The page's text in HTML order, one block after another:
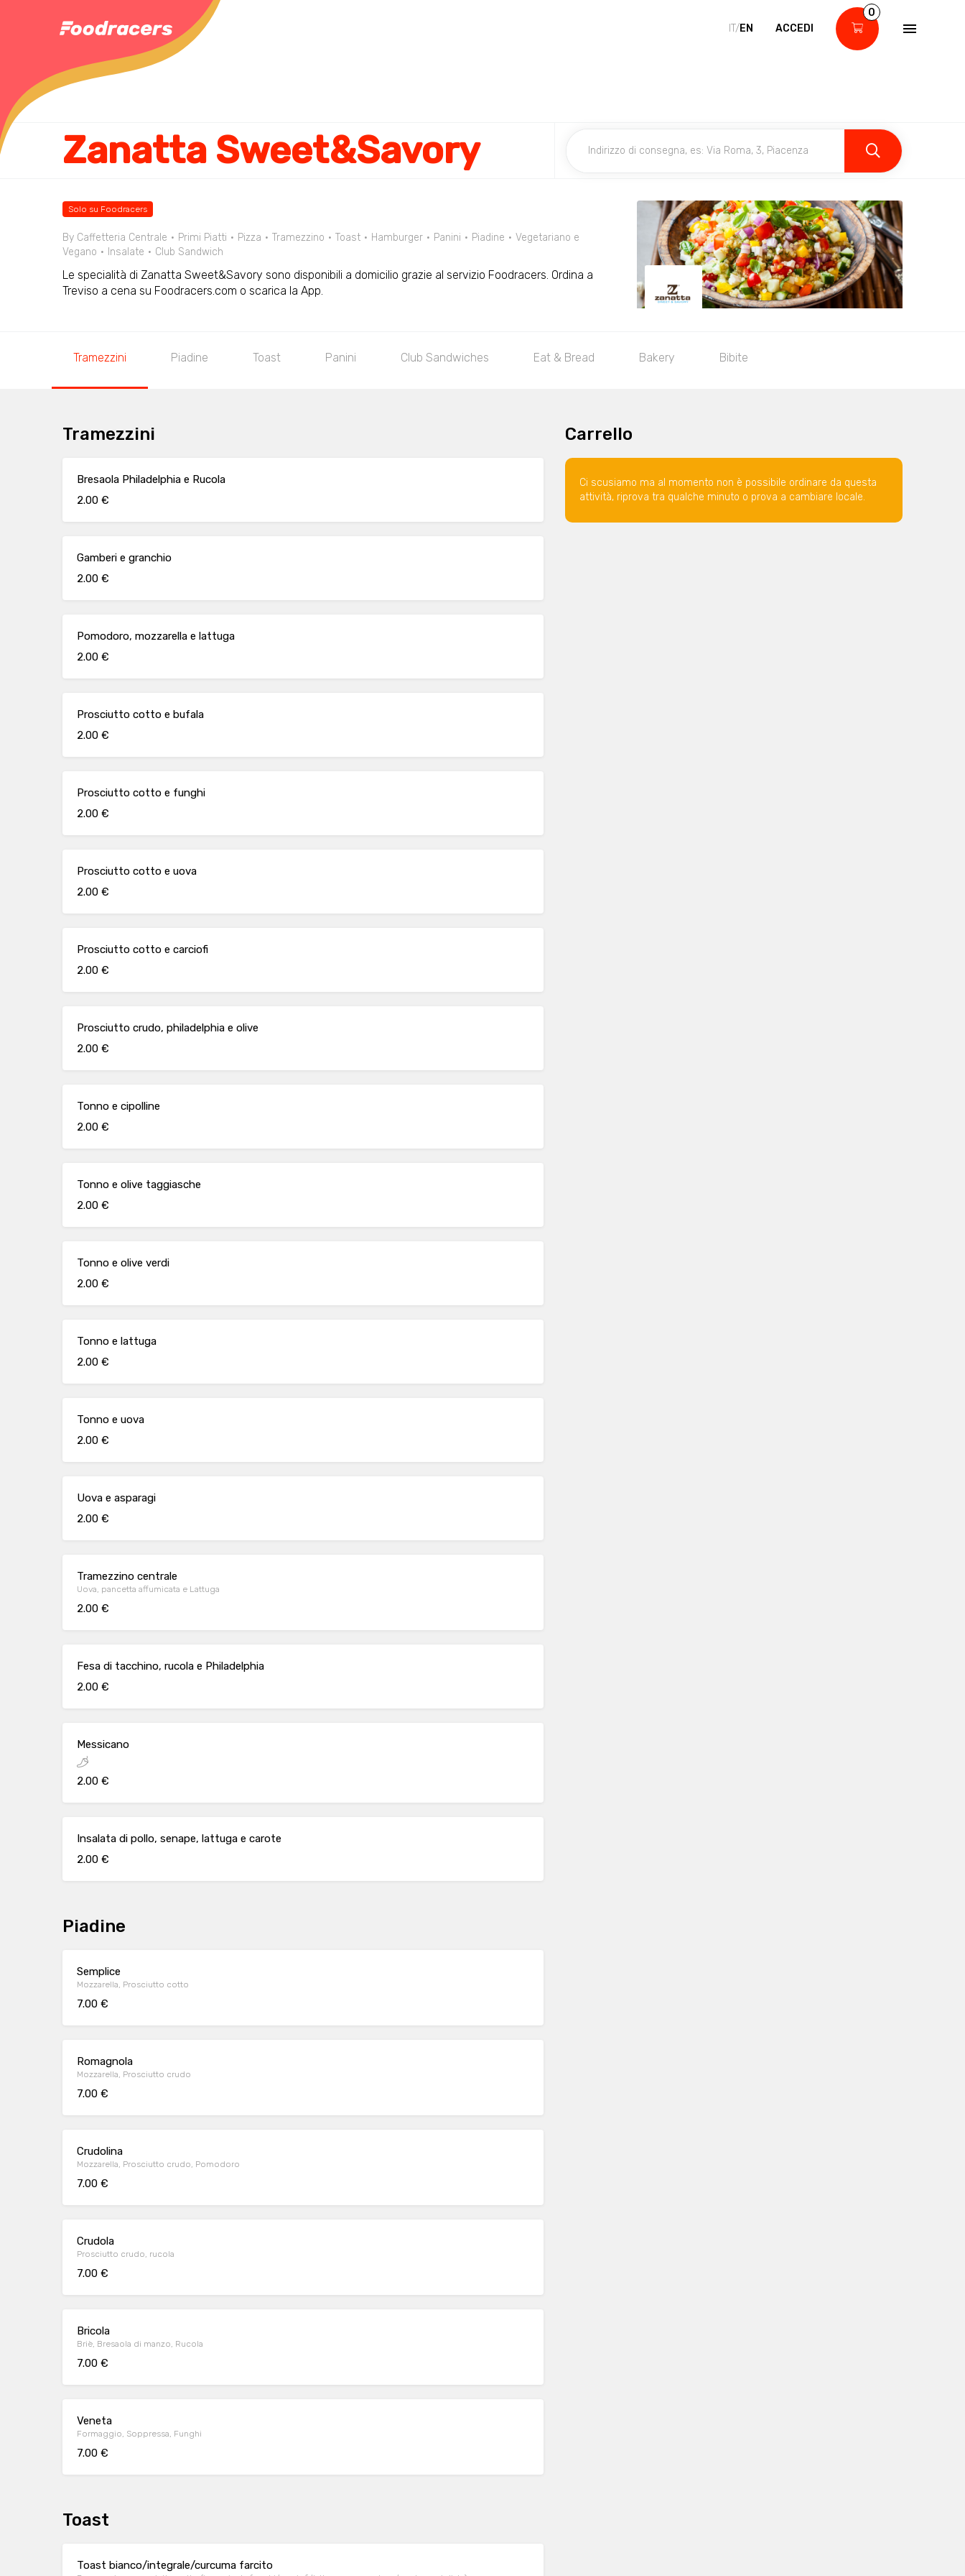
IT/EN ACCEDI
0
Zanatta Sweet&Savory
Solo su Foodracers
By Caffetteria Centrale Primi Piatti Pizza Tramezzino Toast Hamburger Panini Piadine
Vegetariano e
Vegano
Insalate Club Sandwich
Le specialità di Zanatta Sweet&Savory sono disponibili a domicilio grazie al servizio Foodracers. Ordina a
Treviso a cena su Foodracers.com o scarica la App.
Tramezzini Piadine Toast Panini Club Sandwiches Eat & Bread Bakery Bibite
Tramezzini
Bresaola Philadelphia e Rucola
2.00 €
Gamberi e granchio
2.00 €
Pomodoro, mozzarella e lattuga
2.00 €
Prosciutto cotto e bufala
2.00 €
Prosciutto cotto e funghi
2.00 €
Prosciutto cotto e uova
2.00 €
Prosciutto cotto e carciofi
2.00 €
Prosciutto crudo, philadelphia e olive
2.00 €
Tonno e cipolline
2.00 €
Tonno e olive taggiasche
2.00 €
Tonno e olive verdi
2.00 €
Tonno e lattuga
2.00 €
Tonno e uova
2.00 €
Uova e asparagi
2.00 €
Tramezzino centrale
Uova, pancetta affumicata e Lattuga
2.00 €
Fesa di tacchino, rucola e Philadelphia
2.00 €
Messicano
2.00 €
Insalata di pollo, senape, lattuga e carote
2.00 €
Piadine
Semplice
Mozzarella, Prosciutto cotto
7.00 €
Romagnola
Mozzarella, Prosciutto crudo
7.00 €
Crudolina
Mozzarella, Prosciutto crudo, Pomodoro
7.00 €
Crudola
Prosciutto crudo, rucola
7.00 €
Bricola
Briè, Bresaola di manzo, Rucola
7.00 €
Veneta
Formaggio, Soppressa, Funghi
7.00 €
Toast
Toast bianco/integrale/curcuma farcito
Carrello
Ci scusiamo ma al momento non è possibile ordinare da questa
attività, riprova tra qualche minuto o prova a cambiare locale.